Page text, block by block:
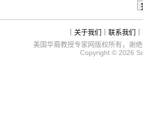
关于我们 联系我们
美国华裔教授专家网版权所有，谢
Copyright © 2026